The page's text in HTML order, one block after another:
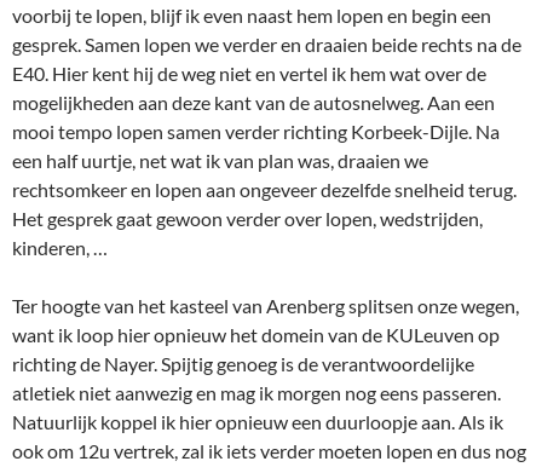
voorbij te lopen, blijf ik even naast hem lopen en begin een
gesprek. Samen lopen we verder en draaien beide rechts na de
E40. Hier kent hij de weg niet en vertel ik hem wat over de
mogelijkheden aan deze kant van de autosnelweg. Aan een
mooi tempo lopen samen verder richting Korbeek-Dijle. Na
een half uurtje, net wat ik van plan was, draaien we
rechtsomkeer en lopen aan ongeveer dezelfde snelheid terug.
Het gesprek gaat gewoon verder over lopen, wedstrijden,
kinderen, …
Ter hoogte van het kasteel van Arenberg splitsen onze wegen,
want ik loop hier opnieuw het domein van de KULeuven op
richting de Nayer. Spijtig genoeg is de verantwoordelijke
atletiek niet aanwezig en mag ik morgen nog eens passeren.
Natuurlijk koppel ik hier opnieuw een duurloopje aan. Als ik
ook om 12u vertrek, zal ik iets verder moeten lopen en dus nog